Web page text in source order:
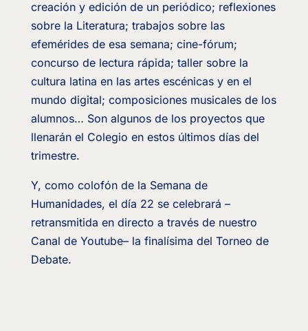
creación y edición de un periódico; reflexiones
sobre la Literatura; trabajos sobre las
efemérides de esa semana; cine-fórum;
concurso de lectura rápida; taller sobre la
cultura latina en las artes escénicas y en el
mundo digital; composiciones musicales de los
alumnos… Son algunos de los proyectos que
llenarán el Colegio en estos últimos días del
trimestre.
Y, como colofón de la Semana de
Humanidades, el día 22 se celebrará –
retransmitida en directo a través de nuestro
Canal de Youtube– la finalísima del Torneo de
Debate.